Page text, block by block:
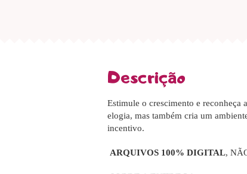
Descrição
Estimule o crescimento e reconheça
elogia, mas também cria um
incentivo.
ARQUIVOS 100% DIGITAL,